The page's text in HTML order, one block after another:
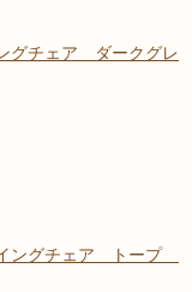
グチェア ダークグレ
ングチェア トープ